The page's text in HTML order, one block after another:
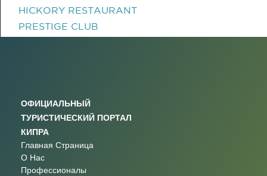
HICKORY RESTAURANT
PRESTIGE CLUB
ОФИЦИАЛЬНЫЙ
ТУРИСТИЧЕСКИЙ ПОРТАЛ
КИПРА
Главная Страница
О Нас
Профессионалы